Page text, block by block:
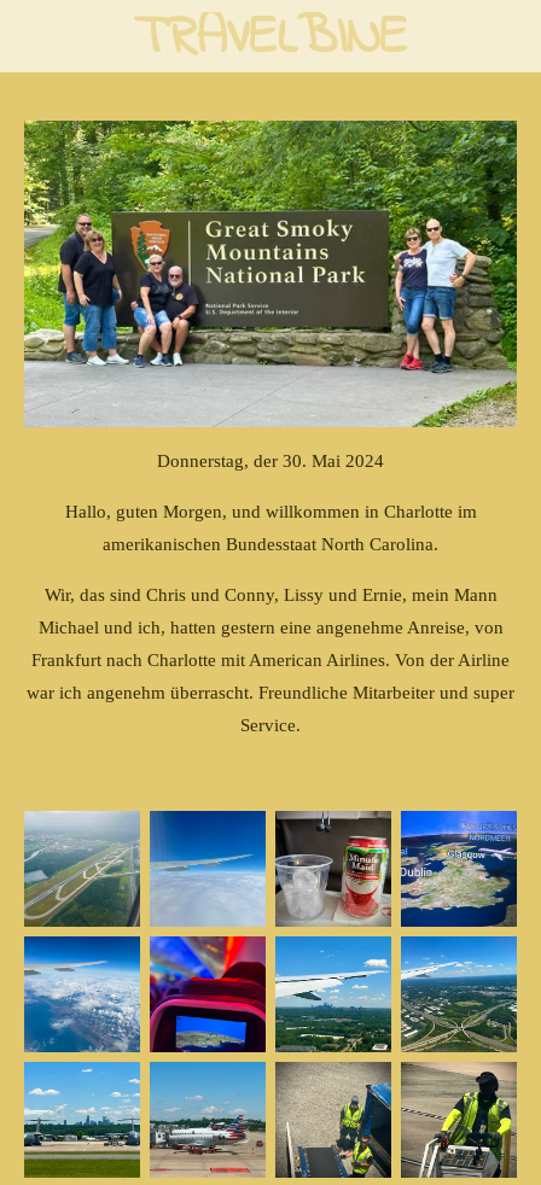
TRAVELBINE
Donnerstag, der 30. Mai 2024
Hallo, guten Morgen, und willkommen in Charlotte im
amerikanischen Bundesstaat North Carolina.
Wir, das sind Chris und Conny, Lissy und Ernie, mein Mann
Michael und ich, hatten gestern eine angenehme Anreise, von
Frankfurt nach Charlotte mit American Airlines. Von der Airline
war ich angenehm überrascht. Freundliche Mitarbeiter und super
Service.